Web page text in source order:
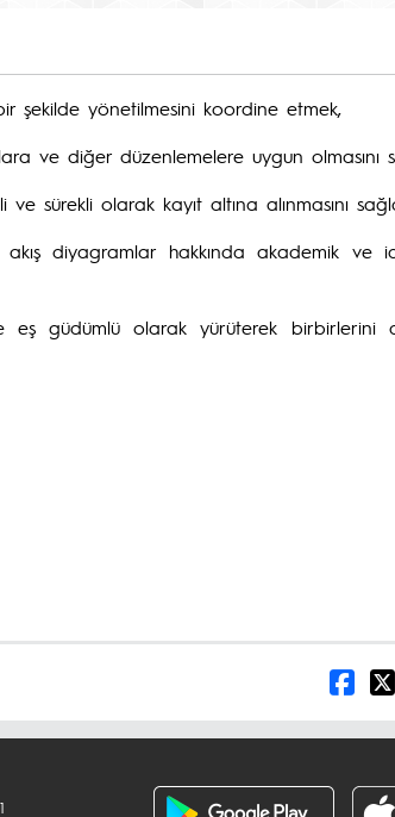
şekilde yönetilmesini koordine etmek,
ve diğer düzenlemelere uygun olmasını
sürekli olarak kayıt altına alınmasını
diyagramlar hakkında akademik ve
güdümlü olarak yürüterek birbirlerini